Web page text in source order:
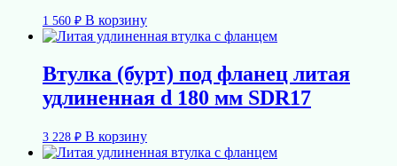
1 560 ₽ В корзину
Втулка (бурт) под фланец литая
удлиненная d 180 мм SDR17
3 228 ₽ В корзину